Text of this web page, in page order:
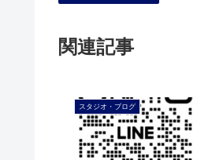
関連記事
スタジオ・ブログ